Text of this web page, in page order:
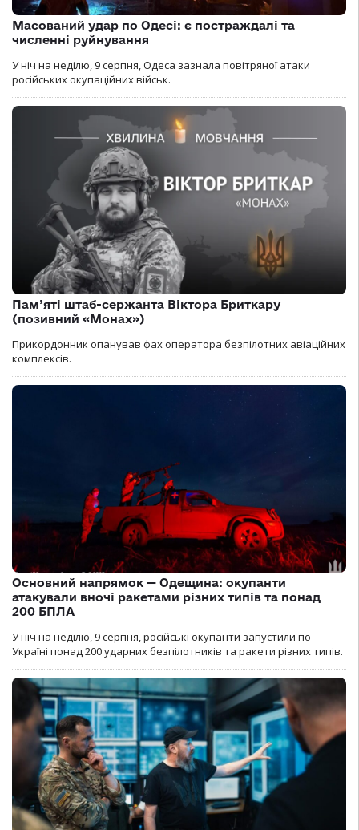
Масований удар по Одесі: є постраждалі та
численні руйнування
У ніч на неділю, 9 серпня, Одеса зазнала повітряної атаки
російських окупаційних військ.
Пам’яті штаб-сержанта Віктора Бриткару
(позивний «Монах»)
Прикордонник опанував фах оператора безпілотних авіаційних
комплексів.
Основний напрямок — Одещина: окупанти
атакували вночі ракетами різних типів та понад
200 БПЛА
У ніч на неділю, 9 серпня, російські окупанти запустили по
Україні понад 200 ударних безпілотників та ракети різних типів.